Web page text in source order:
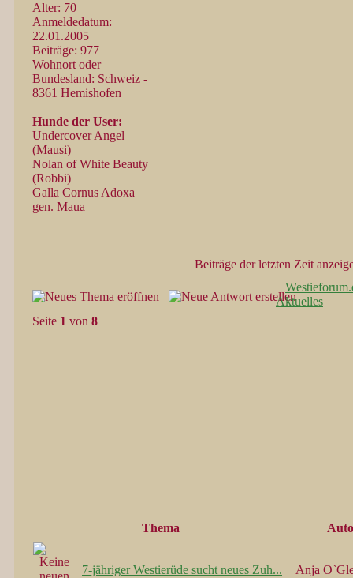
Alter: 70
Anmeldedatum:
22.01.2005
Beiträge: 977
Wohnort oder
Bundesland: Schweiz -
8361 Hemishofen
Hunde der User:
Undercover Angel
(Mausi)
Nolan of White Beauty
(Robbi)
Galla Cornus Adoxa
gen. Maua
Beiträge der letzten Zeit
Aktuelles
Seite 1 von 8
Thema
7-jähriger Westierüde sucht neues Zuh... Anja